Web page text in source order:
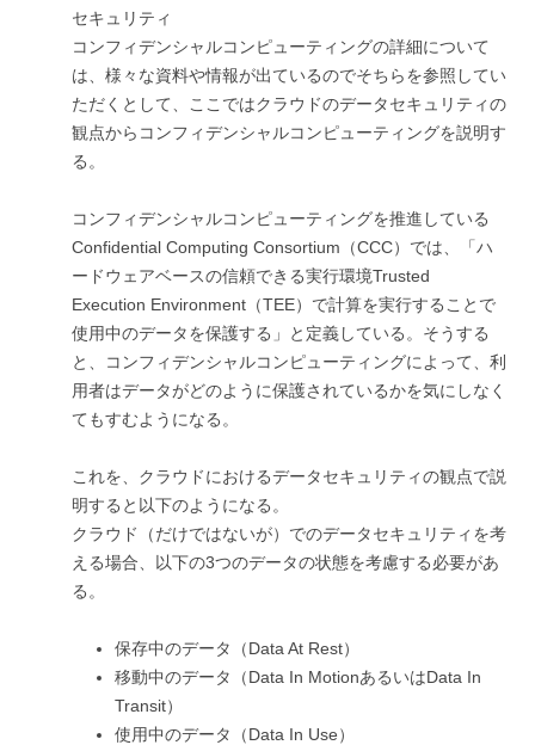
セキュリティ
コンフィデンシャルコンピューティングの詳細について
は、様々な資料や情報が出ているのでそちらを参照してい
ただくとして、ここではクラウドのデータセキュリティの
観点からコンフィデンシャルコンピューティングを説明す
る。
コンフィデンシャルコンピューティングを推進している
Confidential Computing Consortium（CCC）では、「ハ
ードウェアベースの信頼できる実行環境Trusted
Execution Environment（TEE）で計算を実行することで
使用中のデータを保護する」と定義している。そうする
と、コンフィデンシャルコンピューティングによって、利
用者はデータがどのように保護されているかを気にしなく
てもすむようになる。
これを、クラウドにおけるデータセキュリティの観点で説
明すると以下のようになる。
クラウド（だけではないが）でのデータセキュリティを考
える場合、以下の3つのデータの状態を考慮する必要があ
る。
保存中のデータ（Data At Rest）
移動中のデータ（Data In MotionあるいはData In
Transit）
使用中のデータ（Data In Use）